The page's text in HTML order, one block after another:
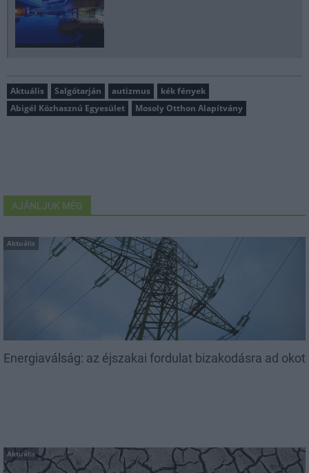
Aktuális Salgótarján autizmus
kék fények
Abigél Közhasznú Egyesület
Mosoly Otthon Alapítvány
AJÁNLJUK MÉG
Aktuális
Energiaválság: az éjszakai fordulat bizakodásra ad okot
Aktuális